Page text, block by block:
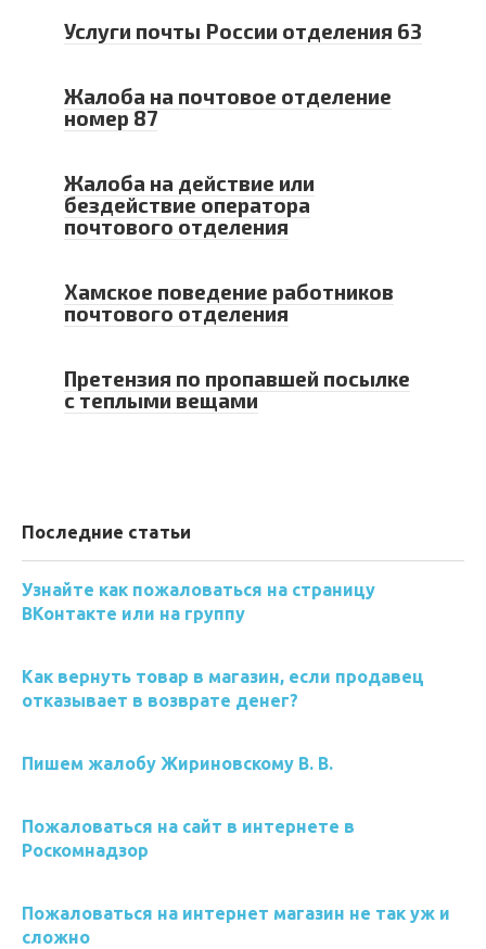
Услуги почты России отделения 63
Жалоба на почтовое отделение
номер 87
Жалоба на действие или
бездействие оператора
почтового отделения
Хамское поведение работников
почтового отделения
Претензия по пропавшей посылке
с теплыми вещами
Последние статьи
Узнайте как пожаловаться на страницу
ВКонтакте или на группу
Как вернуть товар в магазин, если продавец
отказывает в возврате денег?
Пишем жалобу Жириновскому В. В.
Пожаловаться на сайт в интернете в
Роскомнадзор
Пожаловаться на интернет магазин не так уж и
сложно